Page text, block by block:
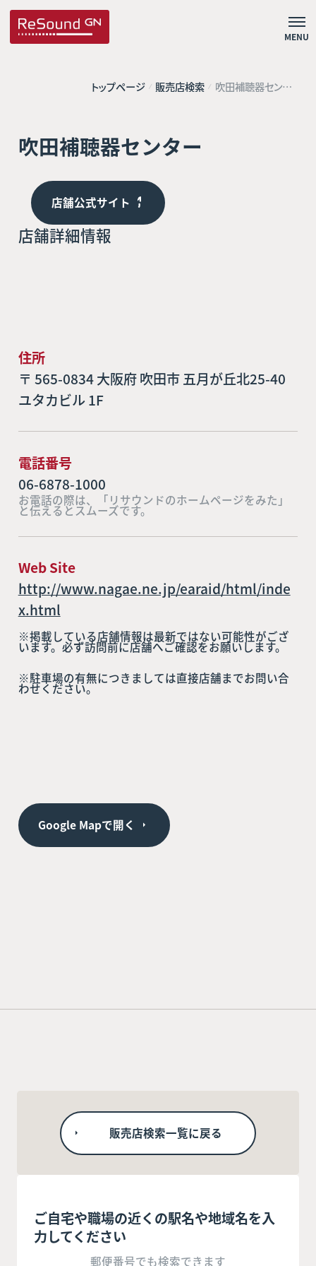
MENU
トップページ 販売店検索 吹田補聴器センタ
ー
吹田補聴器センター
店舗公式サイト
店舗詳細情報
住所
〒 565-0834 大阪府 吹田市 五月が丘北25-40
ユタカビル 1F
電話番号
06-6878-1000
お電話の際は、「リサウンドのホームページをみた」
と伝えるとスムーズです。
Web Site
http://www.nagae.ne.jp/earaid/html/inde
x.html
※掲載している店舗情報は最新ではない可能性がござ
います。必ず訪問前に店舗へご確認をお願いします。
※駐車場の有無につきましては直接店舗までお問い合
わせください。
Google Mapで開く
販売店検索一覧に戻る
ご自宅や職場の近くの駅名や地域名を入
力してください
郵便番号でも検索できます